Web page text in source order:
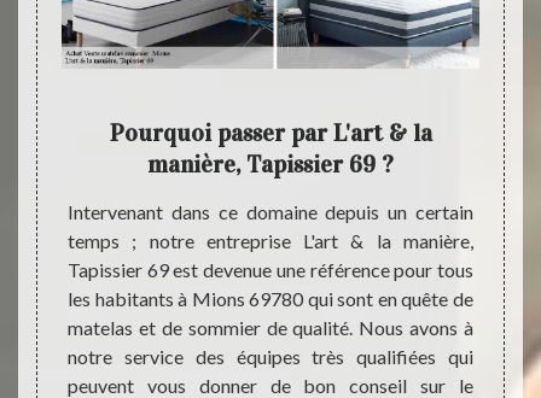
&
;
sur
qui
les
Pourquoi passer par L'art & la
manière, Tapissier 69 ?
Intervenant dans ce domaine depuis un certain
temps ; notre entreprise L'art & la manière,
Tapissier 69 est devenue une référence pour tous
les habitants à Mions 69780 qui sont en quête de
matelas et de sommier de qualité. Nous avons à
notre service des équipes très qualifiées qui
peuvent vous donner de bon conseil sur le
dans